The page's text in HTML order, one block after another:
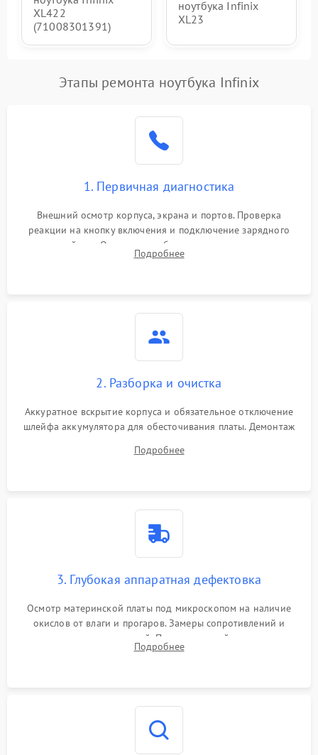
XL422
(71008301391)
ноутбука Infinix
XL23
Этапы ремонта ноутбука Infinix
1. Первичная диагностика
Внешний осмотр корпуса, экрана и портов. Проверка
реакции на кнопку включения и подключение зарядного
устройства. Оценка потребления тока с помощью
лабораторного блока питания для локализации проблемы.
Подробнее
2. Разборка и очистка
Аккуратное вскрытие корпуса и обязательное отключение
шлейфа аккумулятора для обесточивания платы. Демонтаж
высохшей термопасты с кристаллов чипов.
Подробнее
3. Глубокая аппаратная дефектовка
Осмотр материнской платы под микроскопом на наличие
окислов от влаги и прогаров. Замеры сопротивлений и
дежурных напряжений. Проверка цепей питания,
мультиконтроллера, процессора и видеочипа.
Подробнее